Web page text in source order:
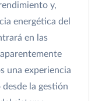
y,
energética del
en las
una experiencia
la gestión